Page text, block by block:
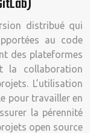
distribué qui
au code
des plateformes
la collaboration
L’utilisation
pour travailler en
la pérennité
open source